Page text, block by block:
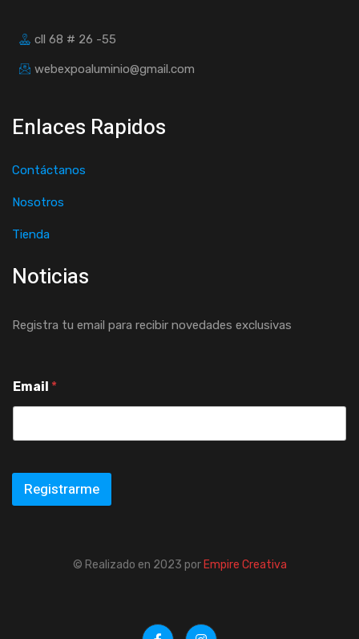
cll 68 # 26 -55
webexpoaluminio@gmail.com
Enlaces Rapidos
Contáctanos
Nosotros
Tienda
Noticias
Registra tu email para recibir novedades exclusivas
Email *
Registrarme
© Realizado en 2023 por Empire Creativa